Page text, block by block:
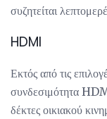
συζητείται
HDMI
Εκτός από τις
συνδεσιμότητα
δέκτες οικιακού